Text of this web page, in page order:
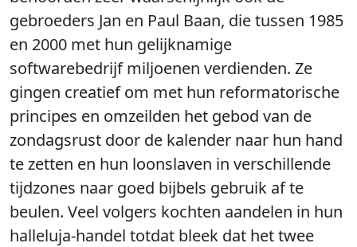
gebroeders Jan en Paul Baan, die tussen 1985
en 2000 met hun gelijknamige
softwarebedrijf miljoenen verdienden. Ze
gingen creatief om met hun reformatorische
principes en omzeilden het gebod van de
zondagsrust door de kalender naar hun hand
te zetten en hun loonslaven in verschillende
tijdzones naar goed bijbels gebruik af te
beulen. Veel volgers kochten aandelen in hun
halleluja-handel totdat bleek dat het twee